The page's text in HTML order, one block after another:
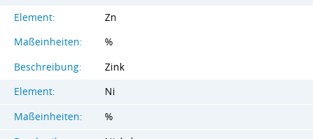
Element:
Zn
Maßeinheiten:
%
Beschreibung:
Zink
Element:
Ni
Maßeinheiten:
%